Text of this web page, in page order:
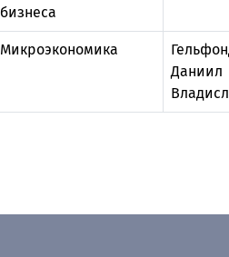
бизнеса
Микроэкономика
Даниил